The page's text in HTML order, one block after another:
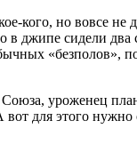
но вовсе не
в джипе сидели
уроженец
для этого нужно